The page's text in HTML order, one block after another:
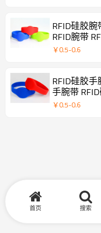
RFID硅胶
RFID腕带
￥0.5-0.6
RFID硅胶
手腕带
￥0.5-0.6
首页 搜索